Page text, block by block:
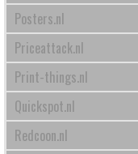
Posters.nl
Priceattack.nl
Print-things.nl
Quickspot.nl
Redcoon.nl